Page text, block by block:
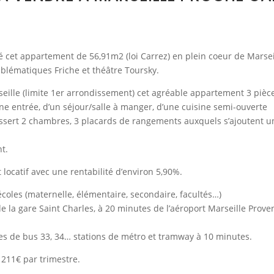
cet appartement de 56,91m2 (loi Carrez) en plein coeur de
Friche et théâtre Toursky.
(limite 1er arrondissement) cet agréable appartement 3
entrée, d’un séjour/salle à manger, d’une cuisine semi-ouverte
2 chambres, 3 placards de rangements auxquels s’ajoutent
avec une rentabilité d’environ 5,90%.
(maternelle, élémentaire, secondaire, facultés…)
gare Saint Charles, à 20 minutes de l’aéroport Marseille
de bus 33, 34… stations de métro et tramway à 10 minutes.
par trimestre.